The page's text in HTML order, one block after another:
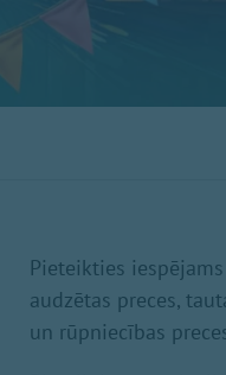
Pieteikties
audzētas preces,
un rūpniecības